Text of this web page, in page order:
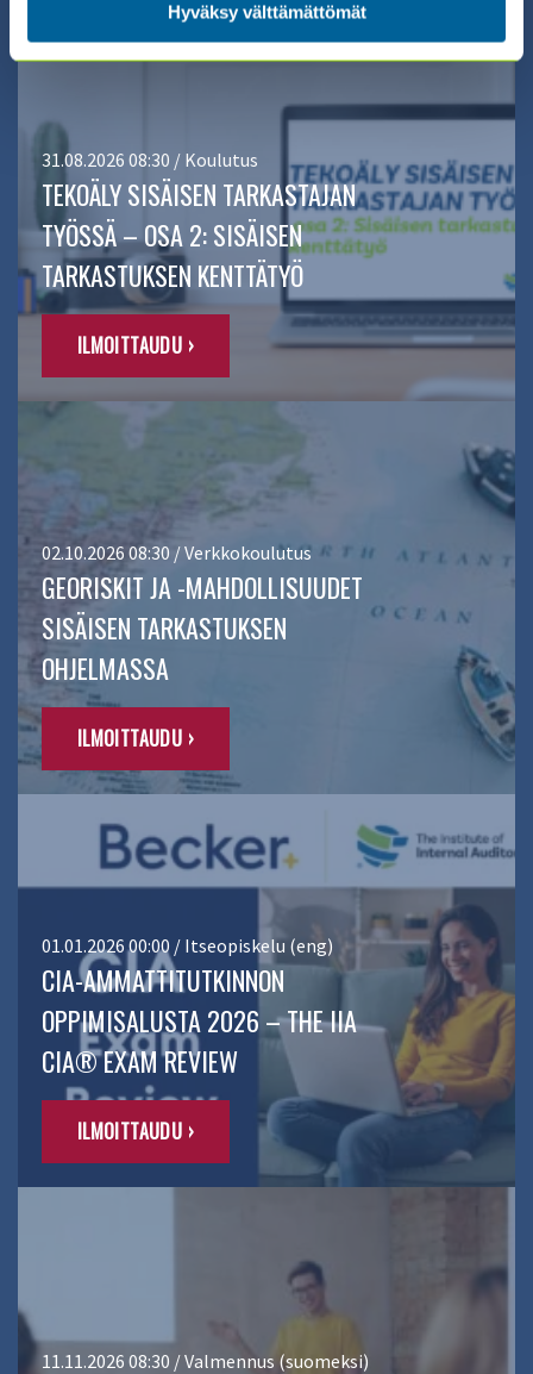
Hyväksy välttämättömät
31.08.2026 08:30 / Koulutus
TEKOÄLY SISÄISEN TARKASTAJAN
TYÖSSÄ – OSA 2: SISÄISEN
TARKASTUKSEN KENTTÄTYÖ
ILMOITTAUDU ›
02.10.2026 08:30 / Verkkokoulutus
GEORISKIT JA -MAHDOLLISUUDET
SISÄISEN TARKASTUKSEN
OHJELMASSA
ILMOITTAUDU ›
01.01.2026 00:00 / Itseopiskelu (eng)
CIA-AMMATTITUTKINNON
OPPIMISALUSTA 2026 – THE IIA
CIA® EXAM REVIEW
ILMOITTAUDU ›
11.11.2026 08:30 / Valmennus (suomeksi)